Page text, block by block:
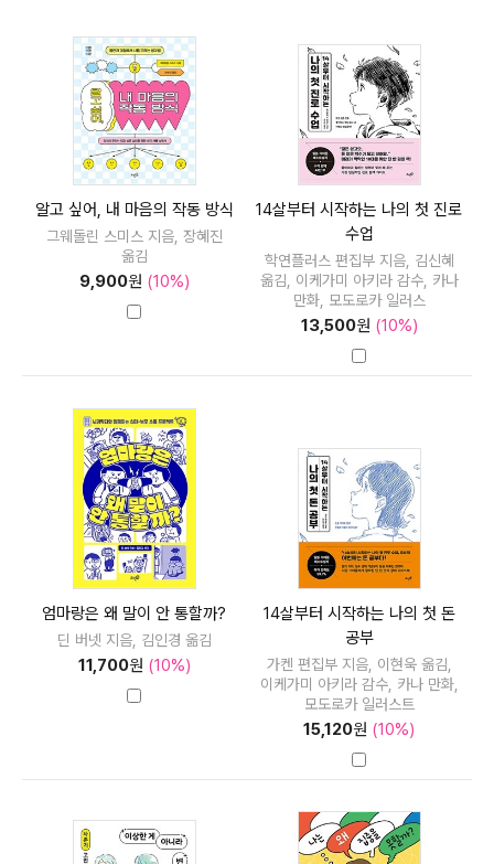
알고 싶어, 내 마음의 작동 방식
그웨돌린 스미스 지음, 장혜진
옮김
9,900원 (10%)
14살부터 시작하는 나의 첫 진로
수업
학연플러스 편집부 지음, 김신혜
옮김, 이케가미 아키라 감수, 카나
만화, 모도로카 일러스
13,500원 (10%)
엄마랑은 왜 말이 안 통할까?
딘 버넷 지음, 김인경 옮김
11,700원 (10%)
14살부터 시작하는 나의 첫 돈
공부
가켄 편집부 지음, 이현욱 옮김,
이케가미 아키라 감수, 카나 만화,
모도로카 일러스트
15,120원 (10%)